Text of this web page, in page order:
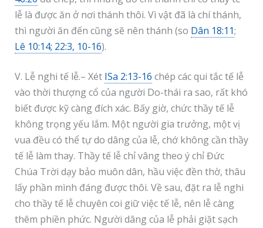
lễ là được ăn ở nơi thánh thôi. Vì vật đã là chí thánh,
thì người ăn đến cũng sẽ nên thánh (so Dân 18:11;
Lê 10:14; 22:3, 10-16).
V. Lễ nghi tế lễ.– Xét ISa 2:13-16 chép các qui tắc tế lễ
vào thời thượng cổ của người Do-thái ra sao, rất khó
biết được kỹ càng đích xác. Bấy giờ, chức thầy tế lễ
không trọng yếu lắm. Một người gia trưởng, một vị
vua đều có thể tự do dâng của lễ, chớ không cần thầy
tế lễ làm thay. Thầy tế lễ chỉ vâng theo ý chỉ Đức
Chúa Trời dạy bảo muôn dân, hầu việc đền thờ, thâu
lấy phần mình đáng được thôi. Về sau, đặt ra lễ nghi
cho thầy tế lễ chuyên coi giữ việc tế lễ, nên lễ càng
thêm phiền phức. Người dâng của lễ phải giặt sạch